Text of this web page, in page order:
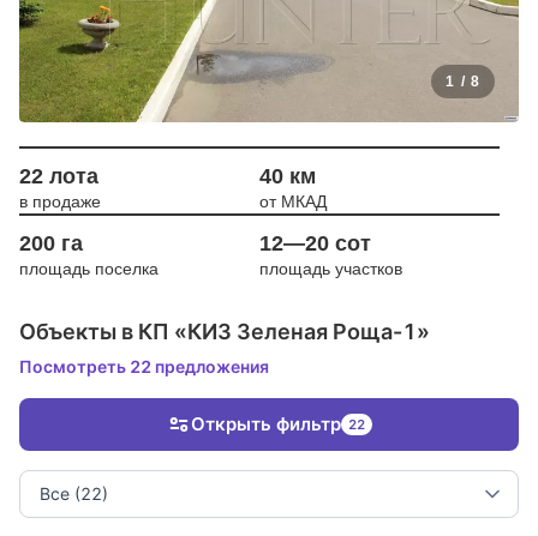
1 / 8
22 лота
в продаже
40 км
от МКАД
200 га
площадь поселка
12—20 сот
площадь участков
Объекты в КП «КИЗ Зеленая Роща-1»
Посмотреть 22 предложения
Все (22)
Открыть фильтр 22